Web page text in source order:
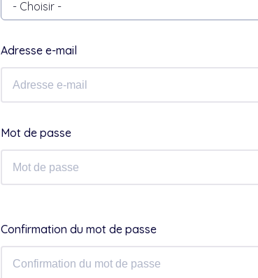
- Choisir -
Adresse e-mail
Mot de passe
Confirmation du mot de passe